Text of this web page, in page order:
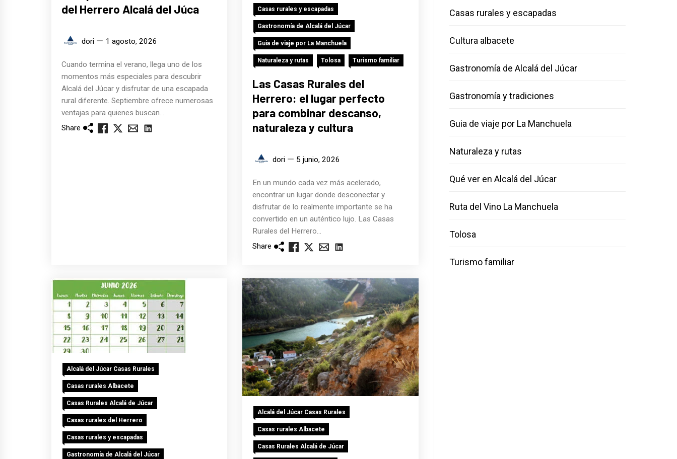
del Herrero Alcalá del Júca
dori 1 agosto, 2026
Cuando termina el verano, llega uno de los
momentos más especiales para descubrir
Alcalá del Júcar y disfrutar de una escapada
rural diferente. Septiembre ofrece numerosas
ventajas para quienes buscan...
Share
Casas rurales y escapadas
Gastronomía de Alcalá del Júcar
Guia de viaje por La Manchuela
Naturaleza y rutas Tolosa Turismo familiar
Las Casas Rurales del
Herrero: el lugar perfecto
para combinar descanso,
naturaleza y cultura
dori 5 junio, 2026
En un mundo cada vez más acelerado,
encontrar un lugar donde desconectar y
disfrutar de lo realmente importante se ha
convertido en un auténtico lujo. Las Casas
Rurales del Herrero...
Share
Alcalá del Júcar Casas Rurales
Casas rurales Albacete
Casas Rurales Alcalá de Júcar
Casas rurales del Herrero
Casas rurales y escapadas
Gastronomía de Alcalá del Júcar
Alcalá del Júcar Casas Rurales
Casas rurales Albacete
Casas Rurales Alcalá de Júcar
Casas rurales y escapadas
Cultura albacete
Gastronomía de Alcalá del Júcar
Gastronomía y tradiciones
Guia de viaje por La Manchuela
Naturaleza y rutas
Qué ver en Alcalá del Júcar
Ruta del Vino La Manchuela
Tolosa
Turismo familiar